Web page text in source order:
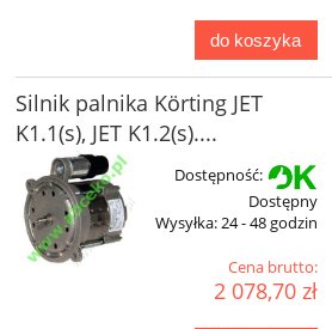
do koszyka
Silnik palnika Körting JET
K1.1(s), JET K1.2(s)....
Dostępność:
Dostępny
Wysyłka:24 - 48 godzin
Cena brutto:
2 078,70 zł